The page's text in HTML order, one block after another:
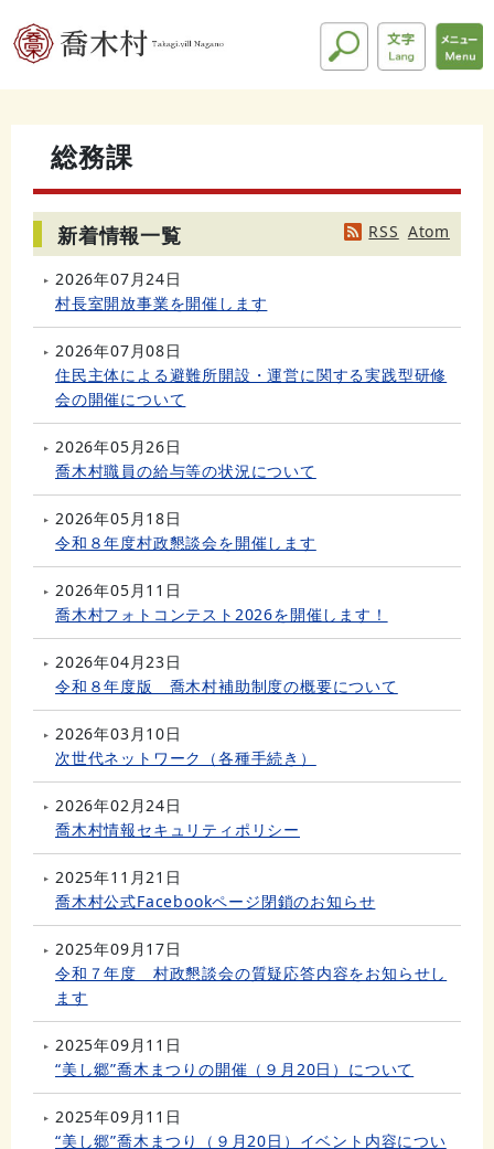
総務課
RSS Atom
新着情報一覧
2026年07月24日
村長室開放事業を開催します
2026年07月08日
住民主体による避難所開設・運営に関する実践型研修
会の開催について
2026年05月26日
喬木村職員の給与等の状況について
2026年05月18日
令和８年度村政懇談会を開催します
2026年05月11日
喬木村フォトコンテスト2026を開催します！
2026年04月23日
令和８年度版 喬木村補助制度の概要について
2026年03月10日
次世代ネットワーク（各種手続き）
2026年02月24日
喬木村情報セキュリティポリシー
2025年11月21日
喬木村公式Facebookページ閉鎖のお知らせ
2025年09月17日
令和７年度 村政懇談会の質疑応答内容をお知らせし
ます
2025年09月11日
“美し郷”喬木まつりの開催（９月20日）について
2025年09月11日
“美し郷”喬木まつり（９月20日）イベント内容につい